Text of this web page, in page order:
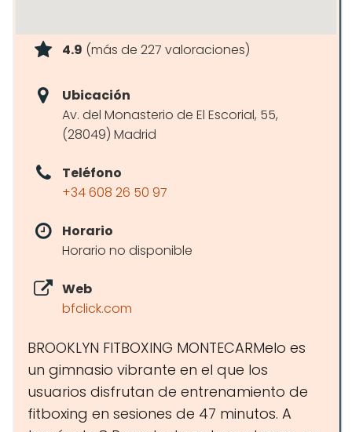
4.9 (más de 227 valoraciones)
Ubicación
Av. del Monasterio de El Escorial, 55,
(28049) Madrid
Teléfono
+34 608 26 50 97
Horario
Horario no disponible
Web
bfclick.com
BROOKLYN FITBOXING MONTECARMelo es
un gimnasio vibrante en el que los
usuarios disfrutan de entrenamiento de
fitboxing en sesiones de 47 minutos. A